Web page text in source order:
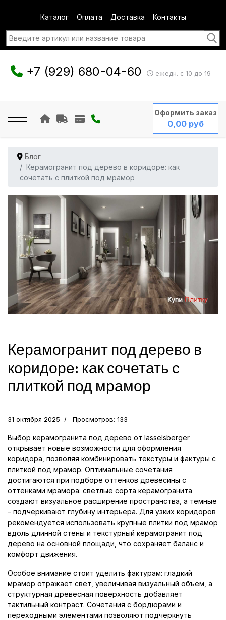
Каталог Оплата Доставка Контакты
+7 (929) 680-04-60 ежедн. с 10 до 19
Оформить заказ
0,00 руб
Блог
Керамогранит под дерево в коридоре: как
сочетать с плиткой под мрамор
Керамогранит под дерево в
коридоре: как сочетать с
плиткой под мрамор
31 октября 2025 Просмотров: 133
Выбор керамогранита под дерево от lasselsberger
открывает новые возможности для оформления
коридора, позволяя комбинировать текстуры и фактуры с
плиткой под мрамор. Оптимальные сочетания
достигаются при подборе оттенков древесины с
оттенками мрамора: светлые сорта керамогранита
создают визуальное расширение пространства, а темные
– подчеркивают глубину интерьера. Для узких коридоров
рекомендуется использовать крупные плитки под мрамор
вдоль длинной стены и текстурный керамогранит под
дерево на основной площади, что сохраняет баланс и
комфорт движения.
Особое внимание стоит уделить фактурам: гладкий
мрамор отражает свет, увеличивая визуальный объем, а
структурная древесная поверхность добавляет
тактильный контраст. Сочетания с бордюрами и
переходными элементами позволяют подчеркнуть